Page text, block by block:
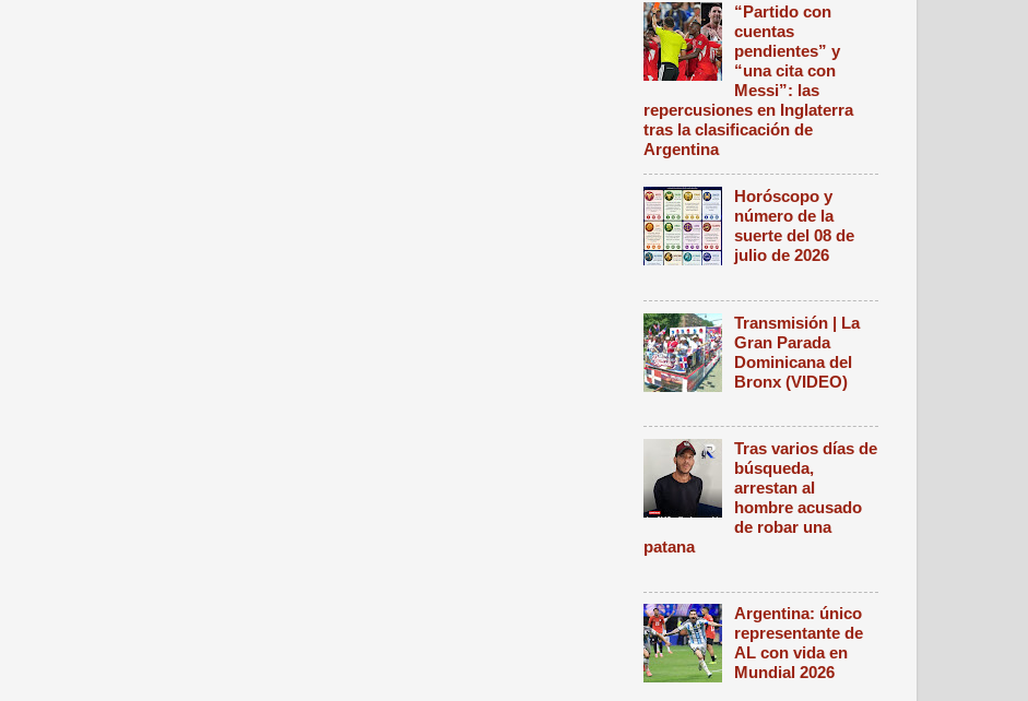
“Partido con
cuentas
pendientes” y
“una cita con
Messi”: las
repercusiones en Inglaterra
tras la clasificación de
Argentina
Horóscopo y
número de la
suerte del 08 de
julio de 2026
Transmisión | La
Gran Parada
Dominicana del
Bronx (VIDEO)
Tras varios días de
búsqueda,
arrestan al
hombre acusado
de robar una
patana
Argentina: único
representante de
AL con vida en
Mundial 2026